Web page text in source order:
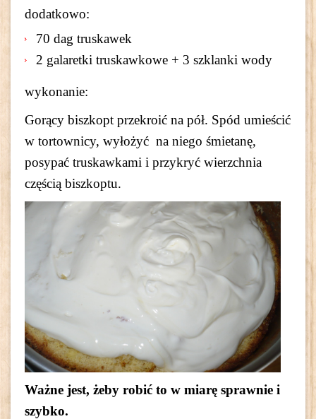
dodatkowo:
70 dag truskawek
2 galaretki truskawkowe + 3 szklanki wody
wykonanie:
Gorący biszkopt przekroić na pół. Spód umieścić
w tortownicy, wyłożyć na niego śmietanę,
posypać truskawkami i przykryć wierzchnia
częścią biszkoptu.
Ważne jest, żeby robić to w miarę sprawnie i
szybko.